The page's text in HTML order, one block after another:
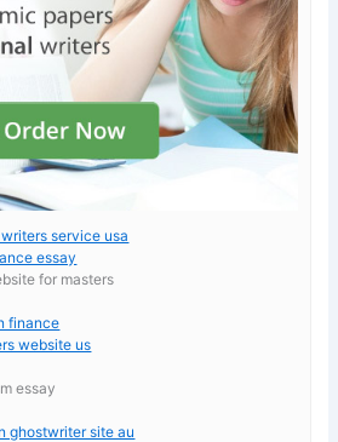
service usa
essay
for masters
finance
website us
essay
ghostwriter site au